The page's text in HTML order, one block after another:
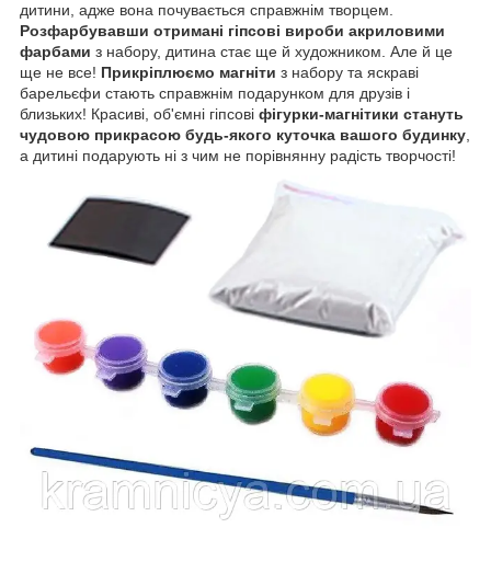
дитини, адже вона почувається справжнім творцем.
Розфарбувавши отримані гіпсові вироби акриловими
фарбами з набору, дитина стає ще й художником. Але й це
ще не все! Прикріплюємо магніти з набору та яскраві
барельєфи стають справжнім подарунком для друзів і
близьких! Красиві, об'ємні гіпсові фігурки-магнітики стануть
чудовою прикрасою будь-якого куточка вашого будинку
а дитині подарують ні з чим не порівнянну радість творчості!